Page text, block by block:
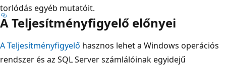
torlódás egyéb mutatóit.
A Teljesítményfigyelő előnyei
A Teljesítményfigyelő hasznos lehet a Windows operációs
rendszer és az SQL Server számlálóinak egyidejű